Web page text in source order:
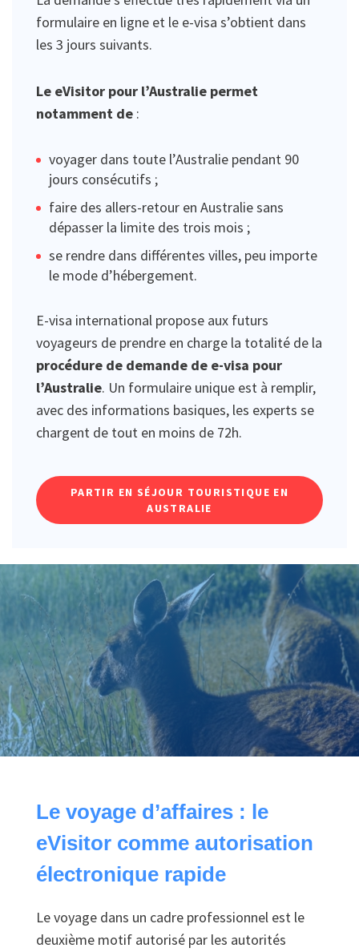
formulaire en ligne et le e-visa s’obtient dans
les 3 jours suivants.
Le eVisitor pour l’Australie permet
notamment de :
voyager dans toute l’Australie pendant 90
jours consécutifs ;
faire des allers-retour en Australie sans
dépasser la limite des trois mois ;
se rendre dans différentes villes, peu importe
le mode d’hébergement.
E-visa international propose aux futurs
voyageurs de prendre en charge la totalité de la
procédure de demande de e-visa pour
l’Australie. Un formulaire unique est à remplir,
avec des informations basiques, les experts se
chargent de tout en moins de 72h.
PARTIR EN SÉJOUR TOURISTIQUE EN
AUSTRALIE
Le voyage d’affaires : le
eVisitor comme autorisation
électronique rapide
Le voyage dans un cadre professionnel est le
deuxième motif autorisé par les autorités